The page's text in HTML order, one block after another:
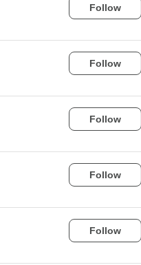
Follow
Follow
Follow
Follow
Follow